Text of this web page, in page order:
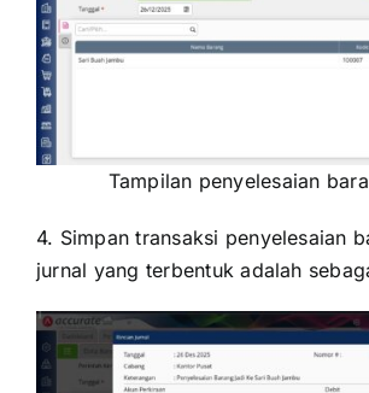
Tampilan penyelesaian
4. Simpan transaksi penyelesaian
jurnal yang terbentuk adalah